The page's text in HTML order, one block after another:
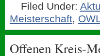
Filed Under:
Meisterschaft,
Offenen Kreis-